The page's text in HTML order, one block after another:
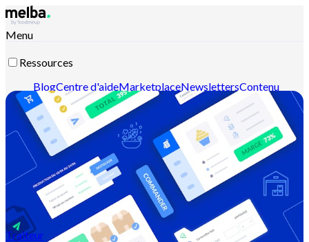
Menu
Ressources
BlogCentre d'aideMarketplaceNewslettersContenu
intelligentDocumentation APIDocumentation MCP
Contactez-nousDécouvrir melba
Traiteur